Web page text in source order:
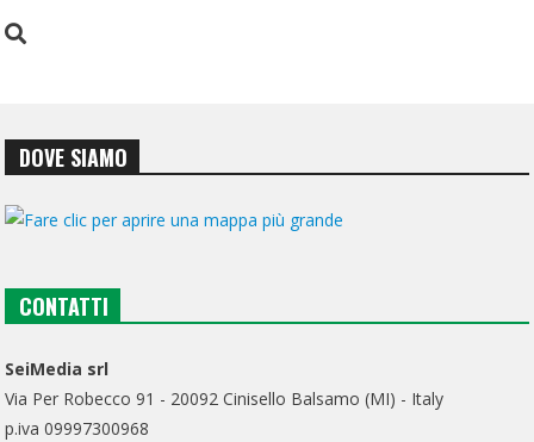
DOVE SIAMO
CONTATTI
SeiMedia srl
Via Per Robecco 91 - 20092 Cinisello Balsamo (MI) - Italy
p.iva 09997300968